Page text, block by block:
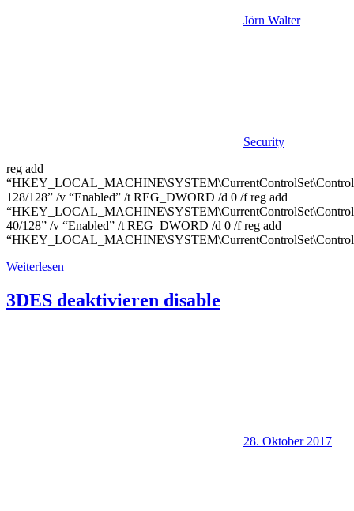
Jörn Walter
Security
reg add
128/128” /v “Enabled” /t REG_DWORD /d 0 /f reg add
40/128” /v “Enabled” /t REG_DWORD /d 0 /f reg add
Weiterlesen
3DES deaktivieren disable
28. Oktober 2017